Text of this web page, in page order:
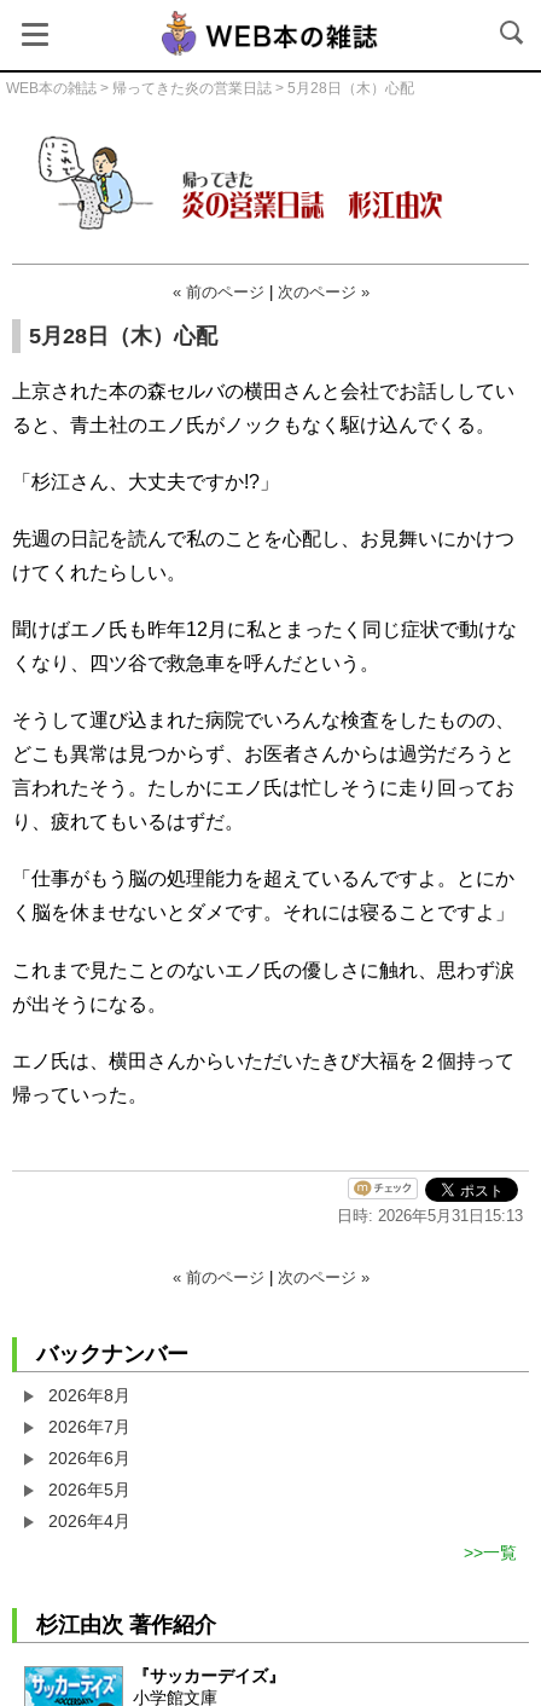
WEB本の雑誌 > 帰ってきた炎の営業日誌 > 5月28日（木）心配
帰ってきた炎の営業日誌
« 前のページ | 次のページ »
5月28日（木）心配
上京された本の森セルバの横田さんと会社でお話ししてい
ると、青土社のエノ氏がノックもなく駆け込んでくる。
「杉江さん、大丈夫ですか!?」
先週の日記を読んで私のことを心配し、お見舞いにかけつ
けてくれたらしい。
聞けばエノ氏も昨年12月に私とまったく同じ症状で動けな
くなり、四ツ谷で救急車を呼んだという。
そうして運び込まれた病院でいろんな検査をしたものの、
どこも異常は見つからず、お医者さんからは過労だろうと
言われたそう。たしかにエノ氏は忙しそうに走り回ってお
り、疲れてもいるはずだ。
「仕事がもう脳の処理能力を超えているんですよ。とにか
く脳を休ませないとダメです。それには寝ることですよ」
これまで見たことのないエノ氏の優しさに触れ、思わず涙
が出そうになる。
エノ氏は、横田さんからいただいたきび大福を２個持って
帰っていった。
日時: 2026年5月31日15:13
« 前のページ 次のページ »
バックナンバー
2026年8月
2026年7月
2026年6月
2026年5月
2026年4月
一覧
杉江由次 著作紹介
『サッカーデイズ』
小学館文庫